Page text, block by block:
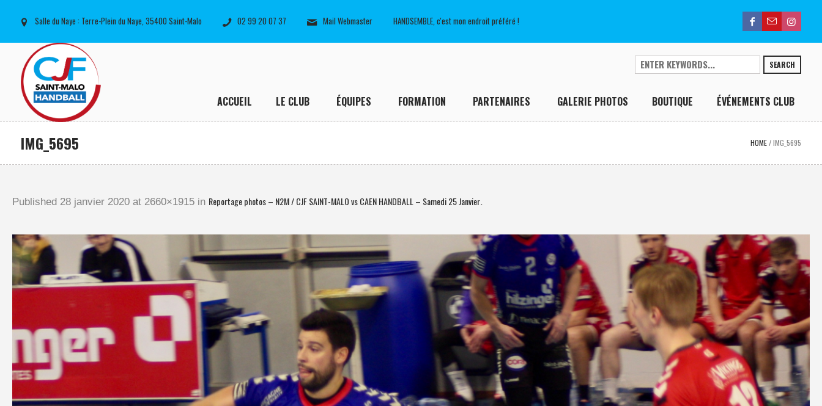
Salle du Naye : Terre-Plein du Naye, 35400 Saint-Malo 02 99 20 07 37 Mail Webmaster HANDSEMBLE, c'est mon endroit préféré !
SEARCH
ACCUEIL LE CLUB ÉQUIPES FORMATION PARTENAIRES GALERIE PHOTOS BOUTIQUE ÉVÉNEMENTS CLUB
IMG_5695 HOME /IMG_5695
Published 28 janvier 2020 at 2660×1915 in Reportage photos – N2M / CJF SAINT-MALO vs CAEN HANDBALL – Samedi 25 Janvier.